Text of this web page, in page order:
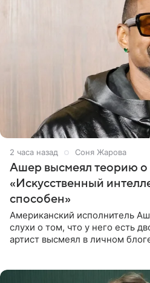
2 часа назад Соня Жарова
Ашер высмеял теорию о
«Искусственный
способен»
Американский исполнитель
слухи о том, что у него есть
артист высмеял в личном